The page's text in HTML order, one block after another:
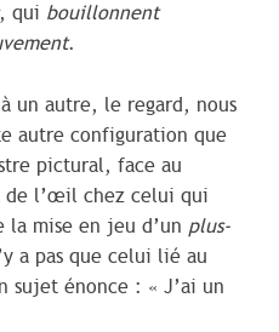
, qui bouillonnent
.
un autre, le regard, nous
autre configuration que
pictural, face au
de l’œil chez celui qui
la mise en jeu d’un plus-
a pas que celui lié au
sujet énonce : « J’ai un